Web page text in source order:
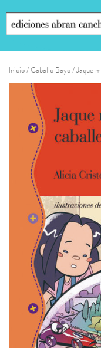
Inicio/Caballo Bayo/ Jaque